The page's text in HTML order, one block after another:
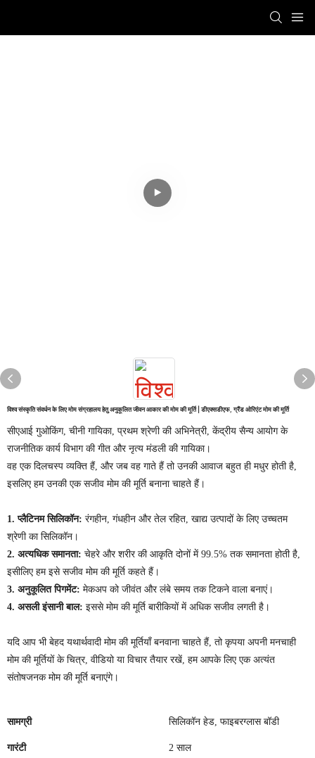
विश्व संस्कृति संवर्धन के लिए मोम संग्रहालय हेतु अनुकूलित जीवन आकार की मोम की मूर्ति | डीएक्सडीएफ, ग्रैंड ओरिएंट मोम की मूर्ति
सीएआई गुओकिंग, चीनी गायिका, प्रथम श्रेणी की अभिनेत्री, केंद्रीय सैन्य आयोग के
राजनीतिक कार्य विभाग की गीत और नृत्य मंडली की गायिका।
वह एक दिलचस्प व्यक्ति हैं, और जब वह गाते हैं तो उनकी आवाज बहुत ही मधुर होती है,
इसलिए हम उनकी एक सजीव मोम की मूर्ति बनाना चाहते हैं।
1. प्लैटिनम सिलिकॉन: रंगहीन, गंधहीन और तेल रहित, खाद्य उत्पादों के लिए उच्चतम
श्रेणी का सिलिकॉन।
2. अत्यधिक समानता: चेहरे और शरीर की आकृति दोनों में 99.5% तक समानता होती है,
इसीलिए हम इसे सजीव मोम की मूर्ति कहते हैं।
3. अनुकूलित पिगमेंट: मेकअप को जीवंत और लंबे समय तक टिकने वाला बनाएं।
4. असली इंसानी बाल: इससे मोम की मूर्ति बारीकियों में अधिक सजीव लगती है।
यदि आप भी बेहद यथार्थवादी मोम की मूर्तियाँ बनवाना चाहते हैं, तो कृपया अपनी मनचाही
मोम की मूर्तियों के चित्र, वीडियो या विचार तैयार रखें, हम आपके लिए एक अत्यंत
संतोषजनक मोम की मूर्ति बनाएंगे।
सामग्री सिलिकॉन हेड, फाइबरग्लास बॉडी
गारंटी 2 साल